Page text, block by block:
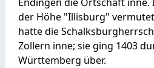
der Höhe "Illisburg"
hatte die
Zollern inne; sie ging 1403
Württemberg über.